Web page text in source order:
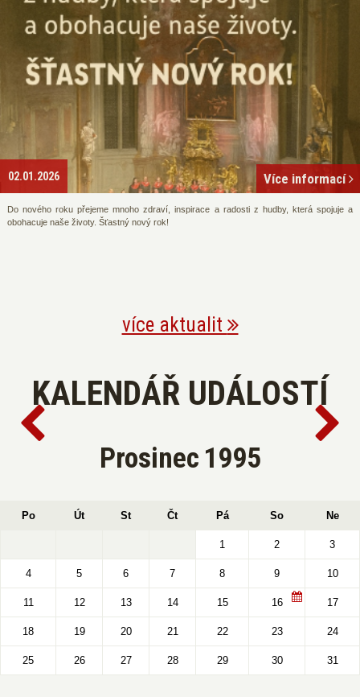
02.01.2026 Více informací
Do nového roku přejeme mnoho zdraví, inspirace a radosti z hudby, která spojuje a
obohacuje naše životy. Šťastný nový rok!
více aktualit
KALENDÁŘ UDÁLOSTÍ
Prosinec 1995
Po Út St Čt Pá So Ne
1 2 3
4 5 6 7 8 9 10
11 12 13 14 15 16 17
18 19 20 21 22 23 24
25 26 27 28 29 30 31